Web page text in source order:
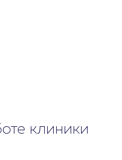
клиники